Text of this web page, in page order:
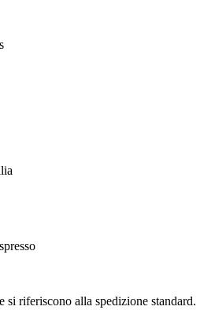
si riferiscono alla spedizione standard.